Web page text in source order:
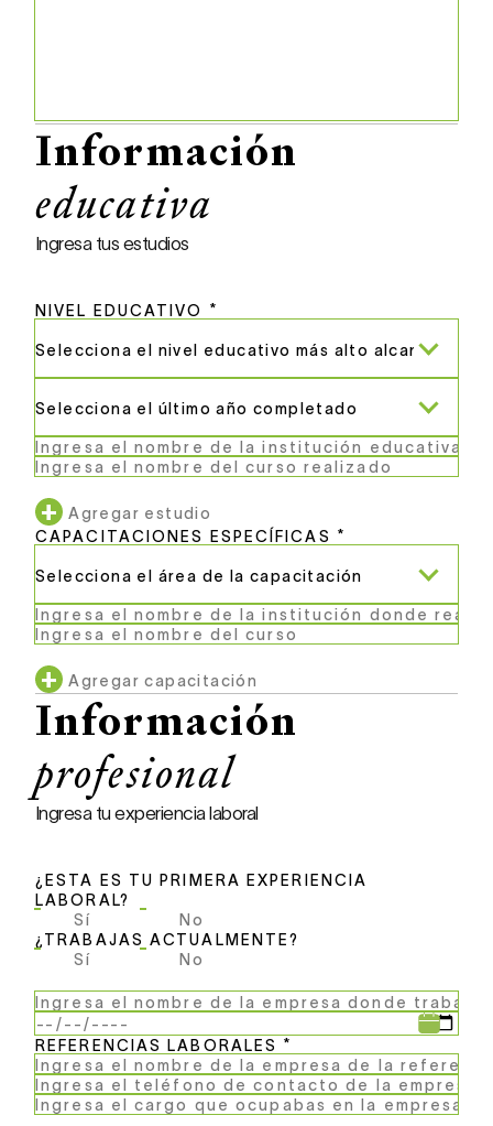
Información
educativa
Ingresa tus estudios
NIVEL EDUCATIVO *
+ Agregar estudio
CAPACITACIONES ESPECÍFICAS *
+ Agregar capacitación
Información
profesional
Ingresa tu experiencia laboral
¿ESTA ES TU PRIMERA EXPERIENCIA
LABORAL?
Sí
No
¿TRABAJAS ACTUALMENTE?
Sí
No
REFERENCIAS LABORALES *